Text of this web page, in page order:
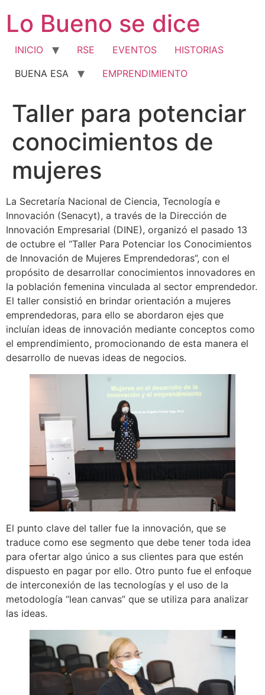
contenido
Lo Bueno se dice
INICIO RSE EVENTOS
HISTORIAS
BUENA ESA
EMPRENDIMIENTO
Taller para potenciar
conocimientos de
mujeres
La Secretaría Nacional de Ciencia, Tecnología e
Innovación (Senacyt), a través de la Dirección de
Innovación Empresarial (DINE), organizó el pasado 13
de octubre el “Taller Para Potenciar los Conocimientos
de Innovación de Mujeres Emprendedoras”, con el
propósito de desarrollar conocimientos innovadores en
la población femenina vinculada al sector emprendedor.
El taller consistió en brindar orientación a mujeres
emprendedoras, para ello se abordaron ejes que
incluían ideas de innovación mediante conceptos como
el emprendimiento, promocionando de esta manera el
desarrollo de nuevas ideas de negocios.
El punto clave del taller fue la innovación, que se
traduce como ese segmento que debe tener toda idea
para ofertar algo único a sus clientes para que estén
dispuesto en pagar por ello. Otro punto fue el enfoque
de interconexión de las tecnologías y el uso de la
metodología “lean canvas” que se utiliza para analizar
las ideas.